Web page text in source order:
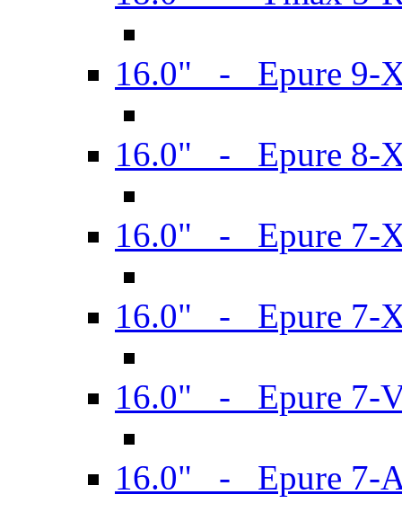
16.0" - Epure 9-
16.0" - Epure 8-
16.0" - Epure 7-
16.0" - Epure 7-
16.0" - Epure 7-
16.0" - Epure 7-